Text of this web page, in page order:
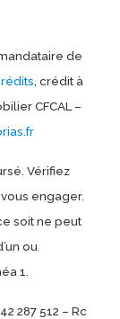
de
, crédit à
CFCAL –
Vérifiez
engager.
soit ne peut
ou
1.
287 512 – Rc